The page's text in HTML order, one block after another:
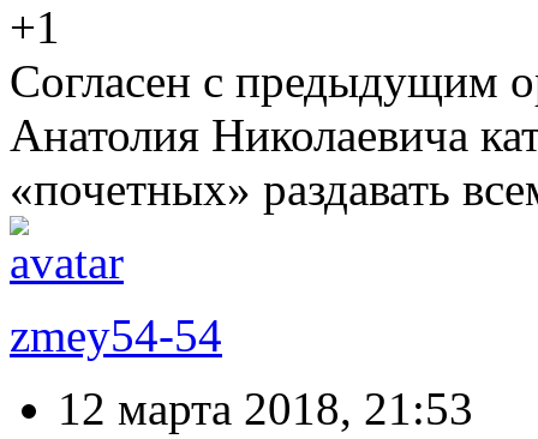
+1
Согласен с предыдущим
Анатолия Николаевича
«почетных» раздавать
zmey54-54
12 марта 2018, 21:53